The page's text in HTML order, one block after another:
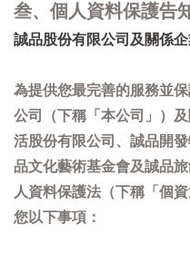
叁、個人資料保護告
誠品股份有限公司及關係
為提供您最完善的服務並
公司（下稱「本公司」）
活股份有限公司、誠品開
品文化藝術基金會及誠品
人資料保護法（下稱「個
您以下事項：